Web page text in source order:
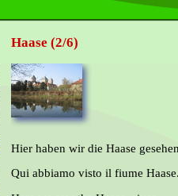
Haase (2/6)
Hier haben wir die Haase
Qui abbiamo visto il fiume